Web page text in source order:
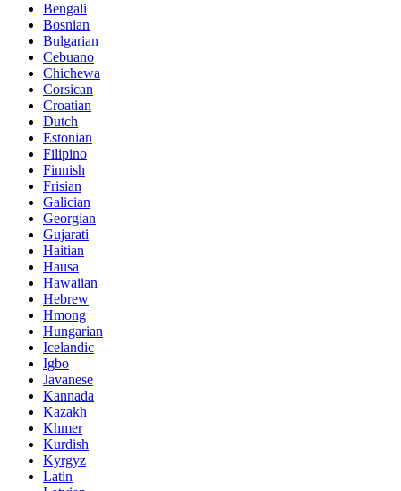
Bengali
Bosnian
Bulgarian
Cebuano
Chichewa
Corsican
Croatian
Dutch
Estonian
Filipino
Finnish
Frisian
Galician
Georgian
Gujarati
Haitian
Hausa
Hawaiian
Hebrew
Hmong
Hungarian
Icelandic
Igbo
Javanese
Kannada
Kazakh
Khmer
Kurdish
Kyrgyz
Latin